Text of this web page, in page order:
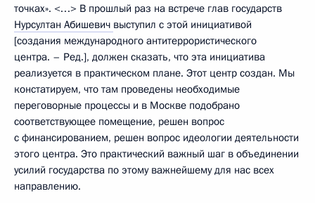
точках». <…> В прошлый раз на встрече глав государств
Нурсултан Абишевич выступил с этой инициативой
[создания международного антитеррористического
центра. – Ред.], должен сказать, что эта инициатива
реализуется в практическом плане. Этот центр создан. Мы
констатируем, что там проведены необходимые
переговорные процессы и в Москве подобрано
соответствующее помещение, решен вопрос
с финансированием, решен вопрос идеологии деятельности
этого центра. Это практический важный шаг в объединении
усилий государства по этому важнейшему для нас всех
направлению.